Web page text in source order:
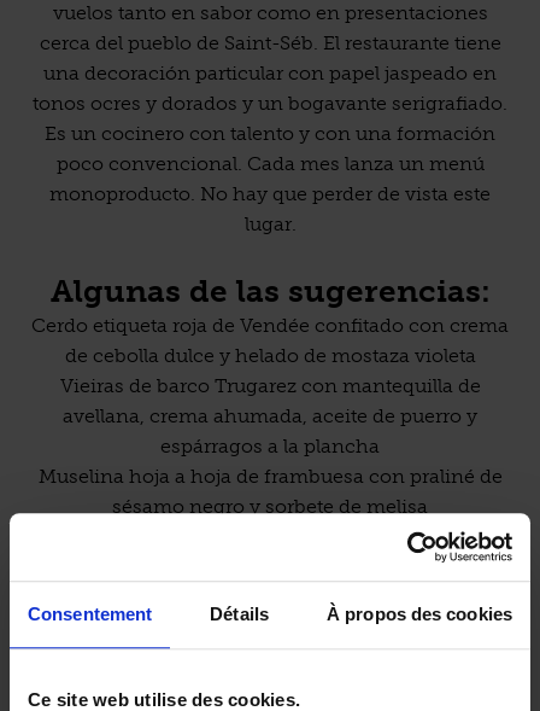
Consentement Détails À propos des cookies
Ce site web utilise des cookies.
vuelos tanto en sabor como en presentaciones
cerca del pueblo de Saint-Séb. El restaurante tiene
una decoración particular con papel jaspeado en
tonos ocres y dorados y un bogavante serigrafiado.
Es un cocinero con talento y con una formación
poco convencional. Cada mes lanza un menú
monoproducto. No hay que perder de vista este
lugar.
Algunas de las sugerencias:
Cerdo etiqueta roja de Vendée confitado con crema
de cebolla dulce y helado de mostaza violeta
Vieiras de barco Trugarez con mantequilla de
avellana, crema ahumada, aceite de puerro y
espárragos a la plancha
Muselina hoja a hoja de frambuesa con praliné de
sésamo negro y sorbete de melisa
Información práctica:
Almuerzo: MTW S/ €20/€25